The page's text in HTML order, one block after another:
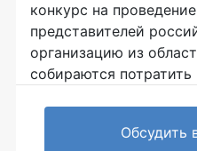
конкурс на проведение
представителей
организацию из
собираются
Обсудить